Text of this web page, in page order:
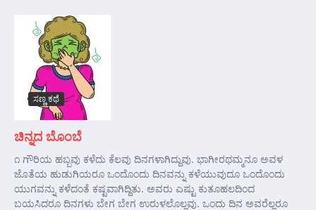
ಸಣ್ಣ ಕಥೆ
ಚಿನ್ನದ ಬೊಂಬೆ
೧ ಗೌರಿಯ ಹಬ್ಬವು ಕಳೆದು ಕೆಲವು ದಿನಗಳಾಗಿದ್ದುವು. ಭಾಗೀರಥಮ್ಮನೂ ಅವಳ
ಜೊತೆಯ ಹುಡುಗಿಯರೂ ಒಂದೊಂದು ದಿನವನ್ನು ಕಳೆಯುವುದೂ ಒಂದೊಂದು
ಯುಗವನ್ನು ಕಳೆದಂತೆ ಕಷ್ಟವಾಗಿದ್ದಿತು. ಅವರು ಎಷ್ಟು ಕುತೂಹಲದಿಂದ
ಬಯಸಿದರೂ ದಿನಗಳು ಬೇಗ ಬೇಗ ಉರುಳಲೊಲ್ಲವು. ಒಂದು ದಿನ ಅವರೆಲ್ಲರೂ